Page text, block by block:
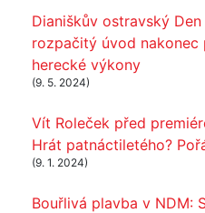
Dianiškův ostravský
rozpačitý úvod nakonec
herecké výkony
(9. 5. 2024)
Vít Roleček před
Hrát patnáctiletého?
(9. 1. 2024)
Bouřlivá plavba v NDM: